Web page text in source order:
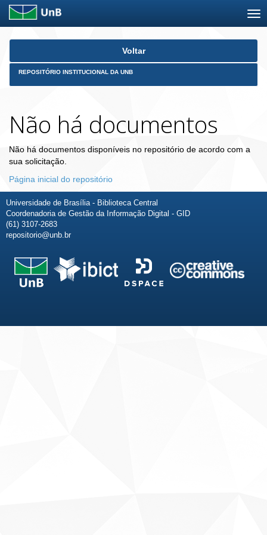
Skip
Voltar
REPOSITÓRIO INSTITUCIONAL DA UNB
Não há documentos
Não há documentos disponíveis no repositório de acordo com a
sua solicitação.
Página inicial do repositório
Universidade de Brasília - Biblioteca Central
Coordenadoria de Gestão da Informação Digital - GID
(61) 3107-2683
repositorio@unb.br